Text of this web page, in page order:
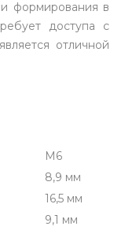
формирования в
доступа с
отличной
M6
8,9 мм
16,5 мм
9,1 мм